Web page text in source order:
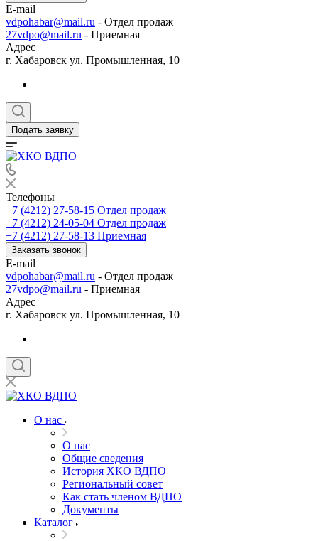
E-mail
vdpohabar@mail.ru - Отдел продаж
27vdpo@mail.ru - Приемная
Адрес
г. Хабаровск ул. Промышленная, 10
Подать заявку
Телефоны
+7 (4212) 27-58-15 Отдел продаж
+7 (4212) 24-05-04 Отдел продаж
+7 (4212) 27-58-13 Приемная
Заказать звонок
E-mail
vdpohabar@mail.ru - Отдел продаж
27vdpo@mail.ru - Приемная
Адрес
г. Хабаровск ул. Промышленная, 10
О нас
О нас
Общие сведения
История ХКО ВДПО
Региональный совет
Как стать членом ВДПО
Документы
Каталог